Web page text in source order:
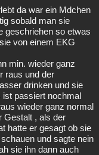
Geschlossen
da war ein Mdchen
sobald man sie
geschriehen so etwas
von einem EKG
min. wieder ganz
raus und der
drinken und sie
ist passiert nochmal
wieder ganz normal
Gestalt , als der
hatte er gesagt ob sie
und sagte nein
sie ihn dann auch